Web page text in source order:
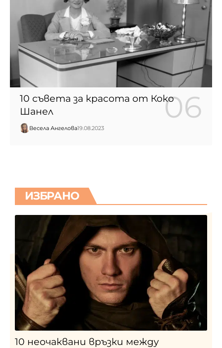
10 съвета за красота от Коко
Шанел
Весела Ангелова19.08.2023
ИЗБРАНО
10 неочаквани връзки между